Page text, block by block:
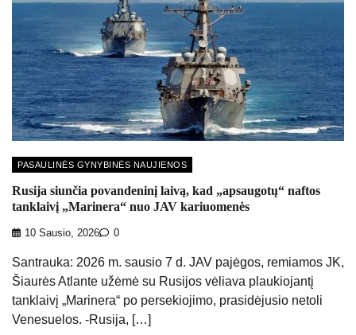
PASAULINĖS GYNYBINĖS NAUJIENOS
Rusija siunčia povandeninį laivą, kad „apsaugotų“ naftos
tanklaivį „Marinera“ nuo JAV kariuomenės
10 Sausio, 2026 0
Santrauka: 2026 m. sausio 7 d. JAV pajėgos, remiamos JK,
Šiaurės Atlante užėmė su Rusijos vėliava plaukiojantį
tanklaivį „Marinera“ po persekiojimo, prasidėjusio netoli
Venesuelos. -Rusija, […]